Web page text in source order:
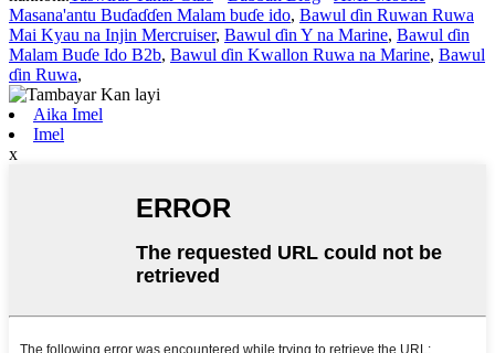
Masana'antu Buɗaɗɗen Malam buɗe ido, Bawul ɗin Ruwan Ruwa
Mai Kyau na Injin Mercruiser, Bawul ɗin Y na Marine, Bawul ɗin
Malam Buɗe Ido B2b, Bawul ɗin Kwallon Ruwa na Marine, Bawul
ɗin Ruwa,
Aika Imel
Imel
x